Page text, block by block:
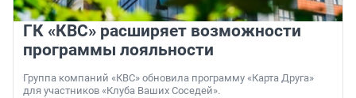
ГК «КВС» расширяет возможности
программы лояльности
Группа компаний «КВС» обновила программу «Карта Друга»
для участников «Клуба Ваших Соседей».